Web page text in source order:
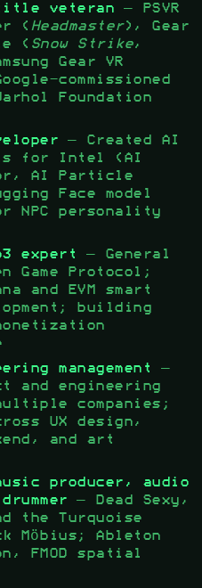
title veteran — PSVR
( Headmaster), Gear
( Snow Strike,
Gear VR
commissioned
Foundation
— Created AI
for Intel (AI
AI Particle
Face model
NPC personality
expert
— General
Game Protocol;
and EVM smart
building
management
—
and engineering
companies;
UX design,
and art
producer, audio
— Dead Sexy,
the Turquoise
Möbius; Ableton
FMOD spatial